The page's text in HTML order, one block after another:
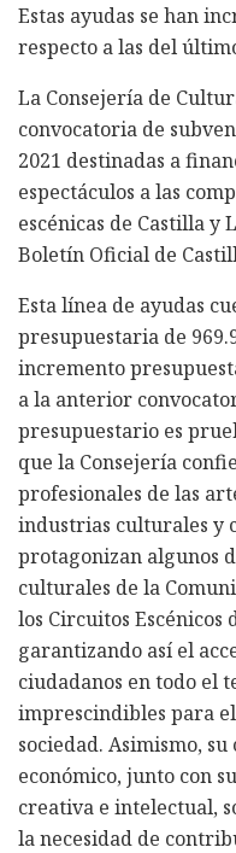
Estas ayudas se han
respecto a las del
La Consejería de
convocatoria de
2021 destinadas a
espectáculos a las
escénicas de Castilla y
Boletín Oficial de
Esta línea de ayudas
presupuestaria de
incremento
a la anterior
presupuestario es
que la Consejería
profesionales de las
industrias culturales y
protagonizan algunos
culturales de la
los Circuitos Escénicos
garantizando así el
ciudadanos en todo el
imprescindibles para
sociedad. Asimismo,
económico, junto con
creativa e intelectual,
la necesidad de